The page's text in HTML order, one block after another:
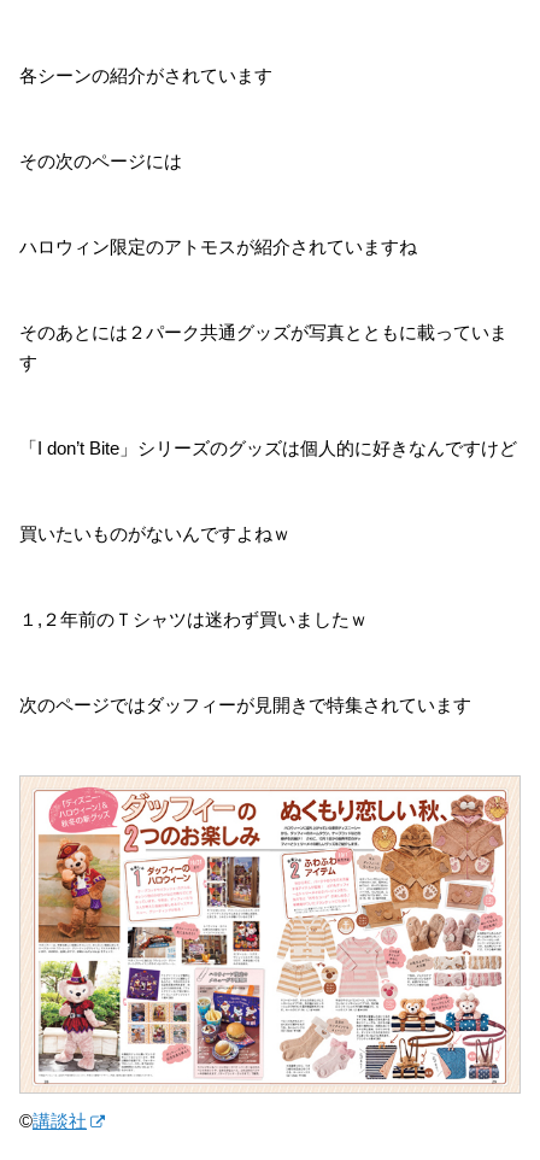
各シーンの紹介がされています
その次のページには
ハロウィン限定のアトモスが紹介されていますね
そのあとには２パーク共通グッズが写真とともに載っていま
す
「I don’t Bite」シリーズのグッズは個人的に好きなんですけど
買いたいものがないんですよねｗ
１,２年前のＴシャツは迷わず買いましたｗ
次のページではダッフィーが見開きで特集されています
©講談社